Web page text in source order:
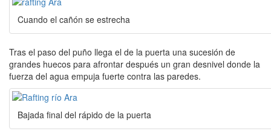
Cuando el cañón se estrecha
Tras el paso del puño llega el de la puerta una sucesión de
grandes huecos para afrontar después un gran desnivel donde la
fuerza del agua empuja fuerte contra las paredes.
Bajada final del rápido de la puerta